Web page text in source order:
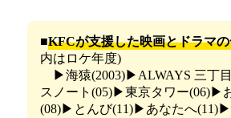
■KFCが支援した映画とドラマ
内はロケ年度)
▶海猿(2003)▶ALWAYS 三丁
スノート(05)▶東京タワー(06)▶
(08)▶とんび(11)▶あなたへ